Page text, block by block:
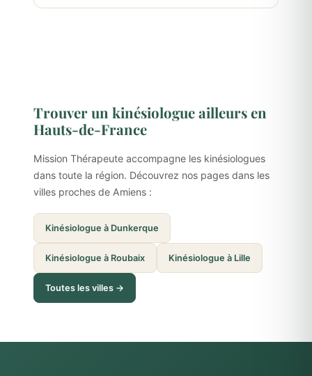
Trouver un kinésiologue ailleurs en
Hauts-de-France
Mission Thérapeute accompagne les kinésiologues
dans toute la région. Découvrez nos pages dans les
villes proches de Amiens :
Kinésiologue à Dunkerque
Kinésiologue à Roubaix Kinésiologue à Lille
Toutes les villes →